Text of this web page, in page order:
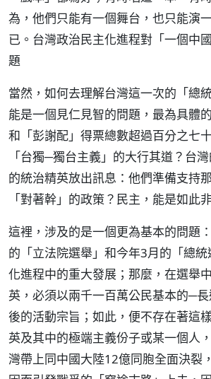
為，他們只能有一個舞台，也只能演
已。台灣政治民主化進程對「一個中
題
當然，如何去理解台灣這一次的「總
能是一個見仁見智的問題，最為具體
和「彭謝配」得票總數超過百分之七
「台獨─獨台主義」的大行其道？台
的統治精英放出訊息：他們準備支持
「對著幹」的政策？民主，能是如此
這裡，涉及的是一個更為基本的問題
的「立法院選舉」和今年3月的「總
化進程中的重大發展；那麼，在選舉
英，必須以兩千一百萬公民基本的─
後的活動宗旨；如此，便不存在著這
英及其中的極端主義份子或某一個人
灣帶上同中國大陸12億同胞全面決裂